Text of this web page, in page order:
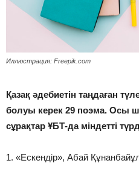
Иллюстрация: Freepik.com
Қазақ әдебиетін таңдаған
болуы керек 29 поэма. Осы
сұрақтар ҰБТ-да міндетті
1. «Ескендір», Абай